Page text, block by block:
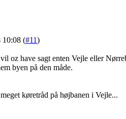
10:08 (#11)
oz have sagt enten Vejle eller
byen på den måde.
køretråd på højbanen i Vejle...